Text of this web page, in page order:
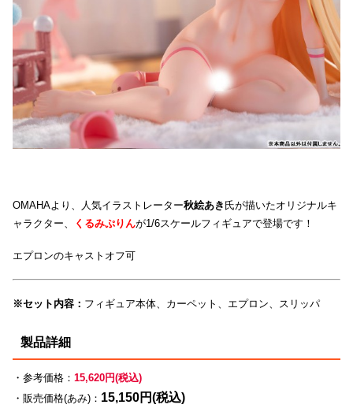
OMAHAより、人気イラストレーター秋絵あき 氏が描いたオリジナルキ
ャラクター、
くるみぷりんが1/6スケールフィギュアで登場です！
エプロンのキャストオフ可
※セット内容： フィギュア本体、カーペット、エプロン、スリッパ
製品詳細
・参考価格： 15,620円(税込)
・販売価格(あみ)： 15,150円(税込)